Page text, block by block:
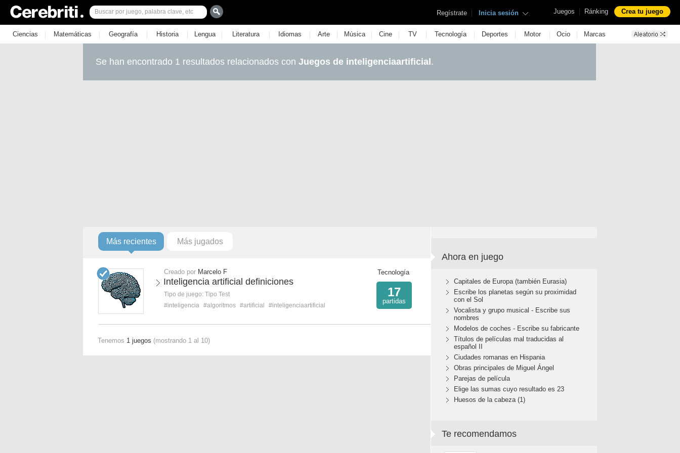
Juegos | Ránking Crea tu juego
Regístrate | Inicia sesión
Ciencias | Matemáticas | Geografía | Historia | Lengua | Literatura | Idiomas | Arte | Música | Cine | TV | Tecnología | Deportes | Motor | Ocio | Marcas
Se han encontrado 1 resultados relacionados con Juegos de inteligenciaartificial .
Más recientes Más jugados
Creado por Marcelo F
Inteligencia artificial definiciones
Tipo de juego: Tipo Test
#inteligencia #algoritmos #artificial #inteligenciaartificial
Tecnología
17
partidas
Tenemos 1 juegos (mostrando 1 al 10)
Ahora en juego
Capitales de Europa (también Eurasia)
Escribe los planetas según su proximidad
con el Sol
Vocalista y grupo musical - Escribe sus
nombres
Modelos de coches - Escribe su fabricante
Títulos de películas mal traducidas al
español II
Ciudades romanas en Hispania
Obras principales de Miguel Ángel
Parejas de película
Elige las sumas cuyo resultado es 23
Huesos de la cabeza (1)
Te recomendamos